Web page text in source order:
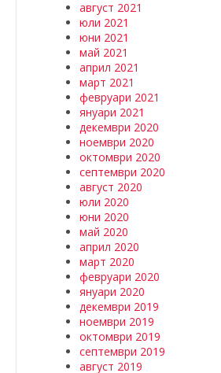
август 2021
юли 2021
юни 2021
май 2021
април 2021
март 2021
февруари 2021
януари 2021
декември 2020
ноември 2020
октомври 2020
септември 2020
август 2020
юли 2020
юни 2020
май 2020
април 2020
март 2020
февруари 2020
януари 2020
декември 2019
ноември 2019
октомври 2019
септември 2019
август 2019